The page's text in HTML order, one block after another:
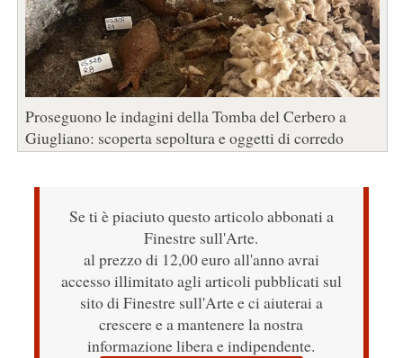
Proseguono le indagini della Tomba del Cerbero a
Giugliano: scoperta sepoltura e oggetti di corredo
Se ti è piaciuto questo articolo abbonati a
Finestre sull'Arte.
al prezzo di 12,00 euro all'anno avrai
accesso illimitato agli articoli pubblicati sul
sito di Finestre sull'Arte e ci aiuterai a
crescere e a mantenere la nostra
informazione libera e indipendente.